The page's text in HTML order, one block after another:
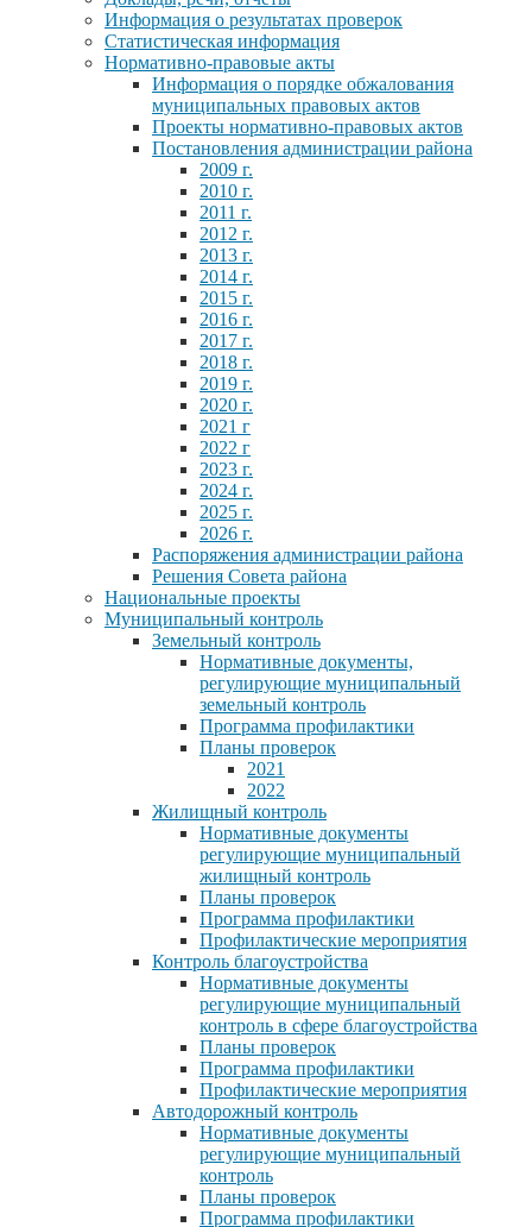
Информация о результатах проверок
Статистическая информация
Нормативно-правовые акты
Информация о порядке обжалования
муниципальных правовых актов
Проекты нормативно-правовых актов
Постановления администрации района
2009 г.
2010 г.
2011 г.
2012 г.
2013 г.
2014 г.
2015 г.
2016 г.
2017 г.
2018 г.
2019 г.
2020 г.
2021 г
2022 г
2023 г.
2024 г.
2025 г.
2026 г.
Распоряжения администрации района
Решения Совета района
Национальные проекты
Муниципальный контроль
Земельный контроль
Нормативные документы,
регулирующие муниципальный
земельный контроль
Программа профилактики
Планы проверок
2021
2022
Жилищный контроль
Нормативные документы
регулирующие муниципальный
жилищный контроль
Планы проверок
Программа профилактики
Профилактические мероприятия
Контроль благоустройства
Нормативные документы
регулирующие муниципальный
контроль в сфере благоустройства
Планы проверок
Программа профилактики
Профилактические мероприятия
Автодорожный контроль
Нормативные документы
регулирующие муниципальный
контроль
Планы проверок
Программа профилактики